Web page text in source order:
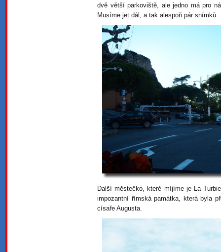
dvě větší parkoviště, ale jedno má pro
Musíme jet dál, a tak alespoň pár snímků.
Další městečko, které míjíme je La
impozantní římská památka, která byla
císaře Augusta.